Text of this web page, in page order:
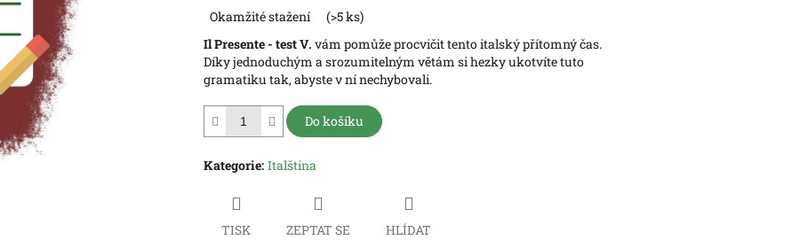
0,0
5
hvězdiček.
cena:
Okamžité stažení
(>5 ks)
Il Presente - test V. vám pomůže procvičit tento italský přítomný čas.
Díky jednoduchým a srozumitelným větám si hezky ukotvíte tuto
gramatiku tak, abyste v ní nechybovali.
Do košíku
Kategorie: Italština
TISK ZEPTAT SE HLÍDAT